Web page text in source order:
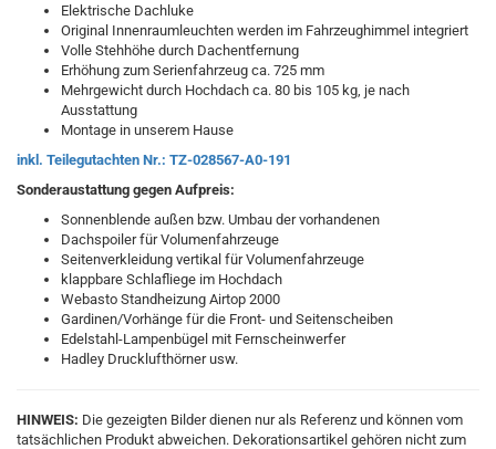
Elektrische Dachluke
Original Innenraumleuchten werden im Fahrzeughimmel integriert
Volle Stehhöhe durch Dachentfernung
Erhöhung zum Serienfahrzeug ca. 725 mm
Mehrgewicht durch Hochdach ca. 80 bis 105 kg, je nach
Ausstattung
Montage in unserem Hause
inkl. Teilegutachten Nr.: TZ-028567-A0-191
Sonderaustattung gegen Aufpreis:
Sonnenblende außen bzw. Umbau der vorhandenen
Dachspoiler für Volumenfahrzeuge
Seitenverkleidung vertikal für Volumenfahrzeuge
klappbare Schlafliege im Hochdach
Webasto Standheizung Airtop 2000
Gardinen/Vorhänge für die Front- und Seitenscheiben
Edelstahl-Lampenbügel mit Fernscheinwerfer
Hadley Drucklufthörner usw.
HINWEIS: Die gezeigten Bilder dienen nur als Referenz und können vom
tatsächlichen Produkt abweichen. Dekorationsartikel gehören nicht zum